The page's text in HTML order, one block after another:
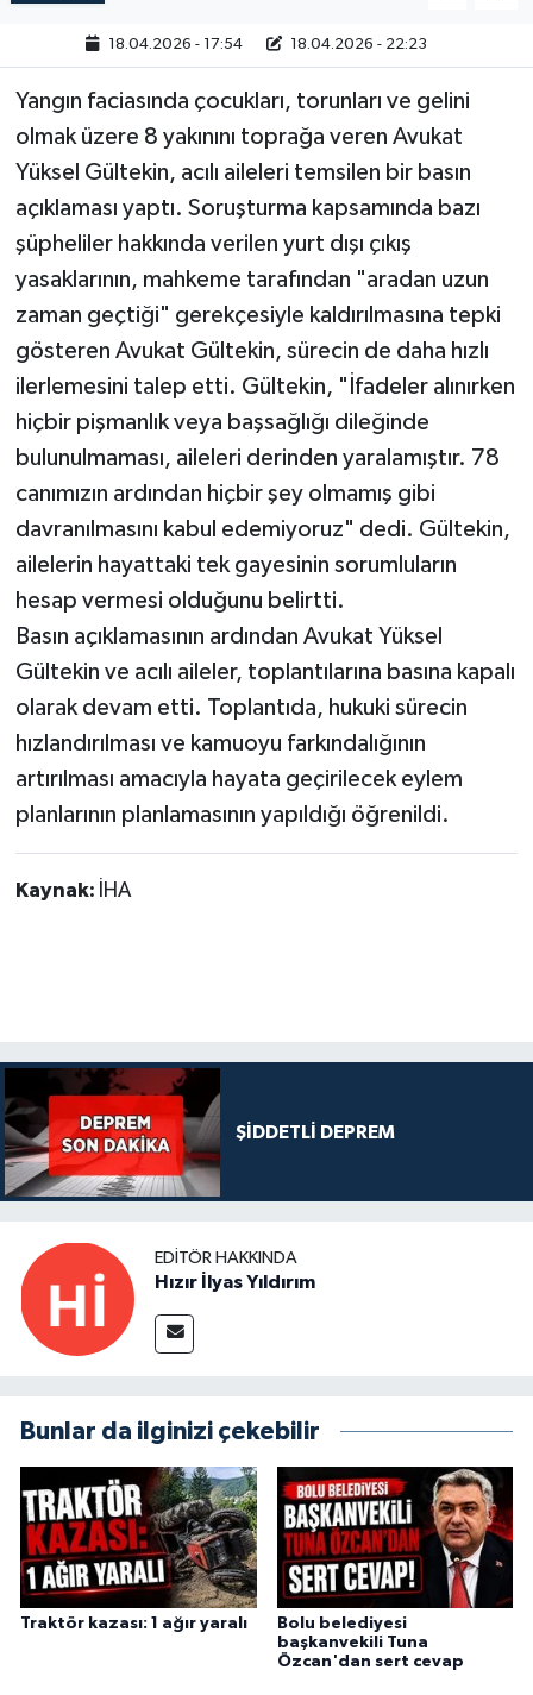
18.04.2026 - 17:54 18.04.2026 - 22:23
Yangın faciasında çocukları, torunları ve gelini
olmak üzere 8 yakınını toprağa veren Avukat
Yüksel Gültekin, acılı aileleri temsilen bir basın
açıklaması yaptı. Soruşturma kapsamında bazı
şüpheliler hakkında verilen yurt dışı çıkış
yasaklarının, mahkeme tarafından "aradan uzun
zaman geçtiği" gerekçesiyle kaldırılmasına tepki
gösteren Avukat Gültekin, sürecin de daha hızlı
ilerlemesini talep etti. Gültekin, "İfadeler alınırken
hiçbir pişmanlık veya başsağlığı dileğinde
bulunulmaması, aileleri derinden yaralamıştır. 78
canımızın ardından hiçbir şey olmamış gibi
davranılmasını kabul edemiyoruz" dedi. Gültekin,
ailelerin hayattaki tek gayesinin sorumluların
hesap vermesi olduğunu belirtti.
Basın açıklamasının ardından Avukat Yüksel
Gültekin ve acılı aileler, toplantılarına basına kapalı
olarak devam etti. Toplantıda, hukuki sürecin
hızlandırılması ve kamuoyu farkındalığının
artırılması amacıyla hayata geçirilecek eylem
planlarının planlamasının yapıldığı öğrenildi.
Kaynak: İHA
ŞİDDETLİ DEPREM
EDITÖR HAKKINDA
Hızır İlyas Yıldırım
Bunlar da ilginizi çekebilir
Traktör kazası: 1 ağır yaralı
Bolu belediyesi
başkanvekili Tuna
Özcan'dan sert cevap